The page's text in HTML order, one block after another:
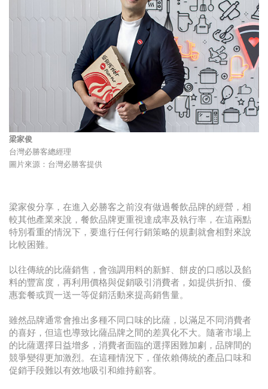
梁家俊
台灣必勝客總經理
圖片來源：台灣必勝客提供
梁家俊分享，在進入必勝客之前沒有做過餐飲品牌的經營，相
較其他產業來說，餐飲品牌更重視達成率及執行率，在這兩點
特別看重的情況下，要進行任何行銷策略的規劃就會相對來說
比較困難。
以往傳統的比薩銷售，會強調用料的新鮮、餅皮的口感以及餡
料的豐富度，再利用價格與促銷吸引消費者，如提供折扣、優
惠套餐或買一送一等促銷活動來提高銷售量。
雖然品牌通常會推出多種不同口味的比薩，以滿足不同消費者
的喜好，但這也導致比薩品牌之間的差異化不大。隨著市場上
的比薩選擇日益增多，消費者面臨的選擇困難加劇，品牌間的
競爭變得更加激烈。在這種情況下，僅依賴傳統的產品口味和
促銷手段難以有效地吸引和維持顧客。